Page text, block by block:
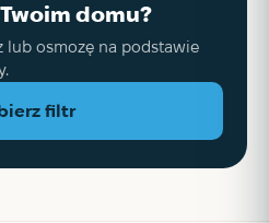
domu?
lub osmozę na podstawie
filtr